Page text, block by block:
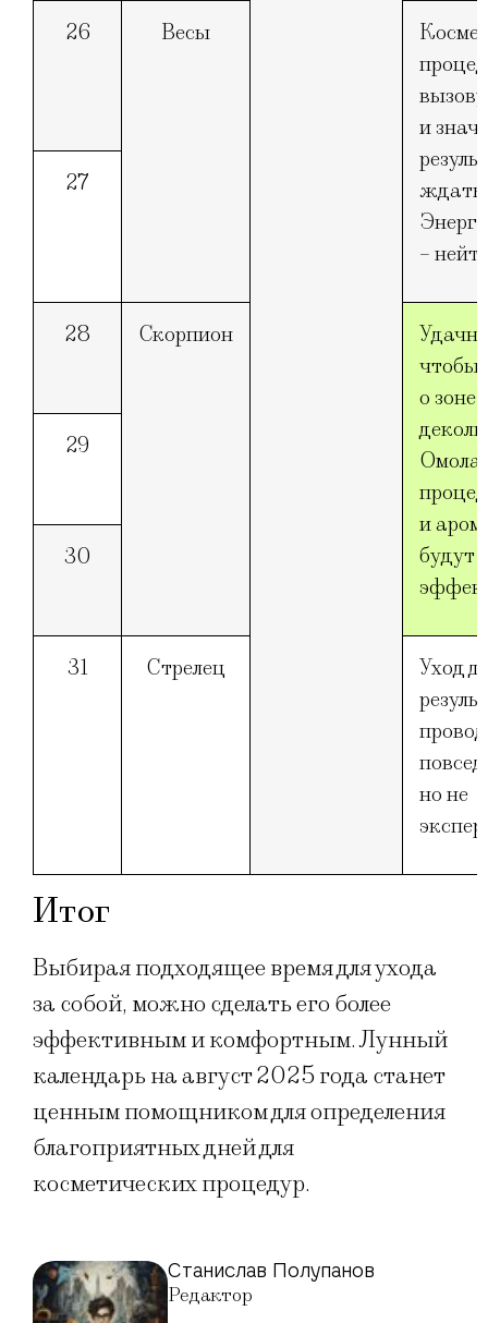
26 Весы
и
ждать.
–
27
28 Скорпион
чтобы
о зоне
и
будут
29
30
31 Стрелец
Уход
но не
Итог
Выбирая подходящее время для ухода
за собой, можно сделать его более
эффективным и комфортным. Лунный
календарь на август 2025 года станет
ценным помощником для определения
благоприятных дней для
косметических процедур.
Станислав Полупанов
Редактор